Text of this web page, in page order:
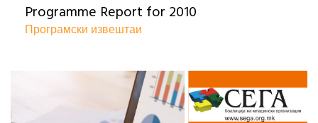
Programme Report for 2010
Програмски извештаи